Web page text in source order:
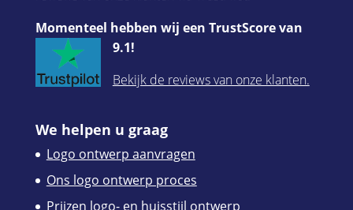
Momenteel hebben wij een TrustScore van
9.1!
Bekijk de reviews van onze klanten.
We helpen u graag
Logo ontwerp aanvragen
Ons logo ontwerp proces
Prijzen logo- en huisstijl ontwerp